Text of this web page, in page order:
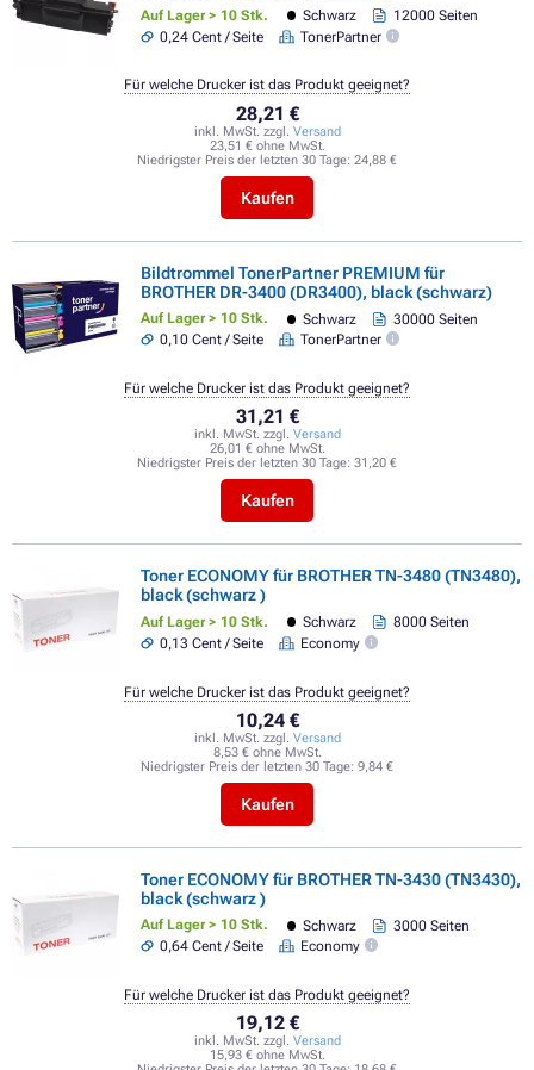
Auf Lager > 10 Stk. Schwarz
12000 Seiten
0,24 Cent / Seite
TonerPartner
28,21 €
inkl. MwSt. zzgl. Versand
23,51 € ohne MwSt.
Niedrigster Preis der letzten 30 Tage: 24,88 €
Kaufen
Für welche Drucker ist das Produkt geeignet?
Bildtrommel TonerPartner PREMIUM für
BROTHER DR-3400 (DR3400), black (schwarz)
Auf Lager > 10 Stk. Schwarz
30000 Seiten
0,10 Cent / Seite
TonerPartner
31,21 €
inkl. MwSt. zzgl. Versand
26,01 € ohne MwSt.
Niedrigster Preis der letzten 30 Tage: 31,20 €
Kaufen
Für welche Drucker ist das Produkt geeignet?
Toner ECONOMY für BROTHER TN-3480 (TN3480),
black (schwarz )
Auf Lager > 10 Stk. Schwarz
8000 Seiten
0,13 Cent / Seite
Economy
10,24 €
inkl. MwSt. zzgl. Versand
8,53 € ohne MwSt.
Niedrigster Preis der letzten 30 Tage: 9,84 €
Kaufen
Für welche Drucker ist das Produkt geeignet?
Toner ECONOMY für BROTHER TN-3430 (TN3430),
black (schwarz )
Auf Lager > 10 Stk. Schwarz
3000 Seiten
0,64 Cent / Seite
Economy
19,12 €
inkl. MwSt. zzgl. Versand
15,93 € ohne MwSt.
Für welche Drucker ist das Produkt geeignet?